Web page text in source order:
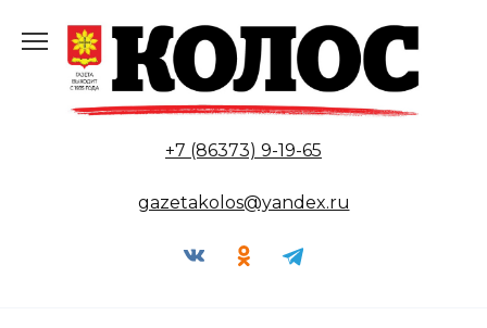
содержанию
+7 (86373) 9-19-65
gazetakolos@yandex.ru